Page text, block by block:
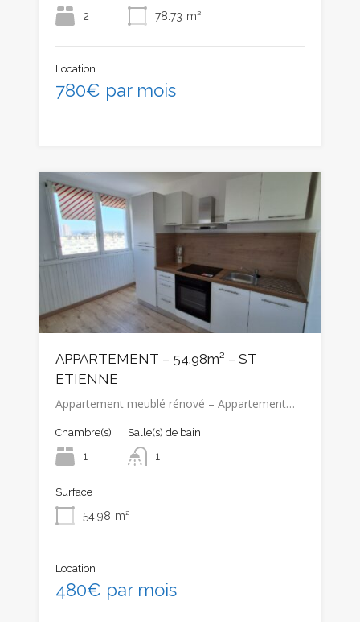
2 78.73 m²
Location
780€ par mois
APPARTEMENT – 54.98m² – ST
ETIENNE
Appartement meublé rénové – Appartement…
Chambre(s)
1
Salle(s) de bain
1
Surface
54.98 m²
Location
480€ par mois